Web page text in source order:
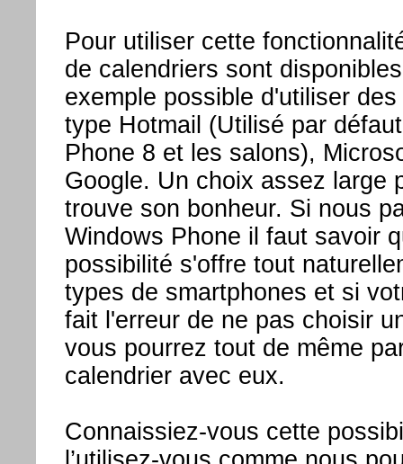
Pour utiliser cette
de calendriers sont
exemple possible d'utiliser
type Hotmail (Utilisé par
Phone 8 et les salons),
Google. Un choix assez large
trouve son bonheur. Si nous
Windows Phone il faut savoir
possibilité s'offre tout
types de smartphones et si
fait l'erreur de ne pas choisir
vous pourrez tout de même
calendrier avec eux.
Connaissiez-vous cette